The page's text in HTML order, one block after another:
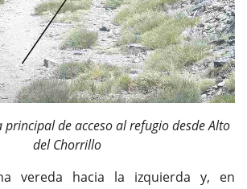
principal de acceso al refugio desde Alto
del Chorrillo
vereda hacia la izquierda y, en